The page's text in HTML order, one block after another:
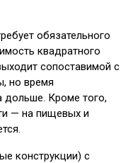
обязательного
квадратного
сопоставимой с
но время
дольше. Кроме того,
— на пищевых и
конструкции) с